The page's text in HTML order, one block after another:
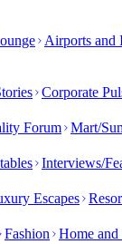
Airports and
Corporate
Forum Mart/
Interviews/
Escapes
Fashion Home